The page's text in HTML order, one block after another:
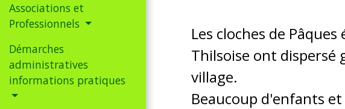
Associations et
Professionnels
Démarches
administratives
informations pratiques
Les cloches de
Thilsoise ont dispersé
village.
Beaucoup d'enfants